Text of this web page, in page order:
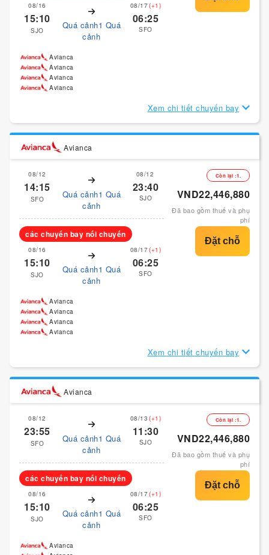
08/16
15:10
SJO
Quá cảnh1 Quá
cảnh
08/17(+1)
06:25
SFO
Avianca
Avianca
Avianca
Avianca
Xem chi tiết chuyến bay
Avianca
08/12
14:15
SFO
Quá cảnh1 Quá
cảnh
08/12
23:40
SJO
các chuyến bay nối chuyến
08/16
15:10
SJO
Quá cảnh1 Quá
cảnh
08/17(+1)
06:25
SFO
Còn lại :1.
VND22,446,880
Đã bao gồm thuế và phụ
phí
Avianca
Avianca
Avianca
Avianca
Xem chi tiết chuyến bay
Avianca
08/12
23:55
SFO
Quá cảnh1 Quá
cảnh
08/13 (+1)
11:30
SJO
các chuyến bay nối chuyến
08/16
15:10
SJO
Quá cảnh1 Quá
cảnh
08/17(+1)
06:25
SFO
Còn lại :1.
VND22,446,880
Đã bao gồm thuế và phụ
phí
Avianca